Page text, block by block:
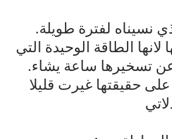
نسيناه لفترة طويلة.
لانها الطاقة الوحيدة التي
تسخيرها ساعة يشاء.
حقيقتها غيرت قليلا